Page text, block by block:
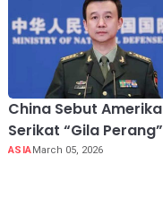
China Sebut Amerika
Serikat “Gila Perang”
ASIAMarch 05, 2026